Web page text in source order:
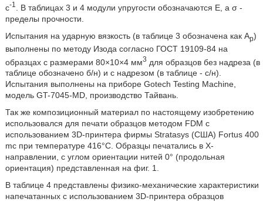
с-1
. В таблицах 3 и 4 модули упругости обозначаются Е, а σ -
пределы прочности.
Испытания на ударную вязкость (в таблице 3 обозначена как Ар)
выполнены по методу Изода согласно ГОСТ 19109-84 на
образцах с размерами 80×10×4 мм3 для образцов без надреза (в
таблице обозначено б/н) и с надрезом (в таблице - с/н).
Испытания выполнены на приборе Gotech Testing Machine,
модель GT-7045-MD, производство Тайвань.
Так же композиционный материал по настоящему изобретению
использовался для печати образцов методом FDM с
использованием 3D-принтера фирмы Stratasys (США) Fortus 400
mc при температуре 416°С. Образцы печатались в Х-
направлении, с углом ориентации нитей 0° (продольная
ориентация) представленная на фиг. 1.
В таблице 4 представлены физико-механические характеристики
напечатанных с использованием 3D-принтера образцов